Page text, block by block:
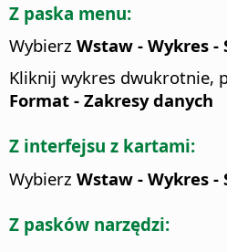
Z paska menu:
Wybierz Wstaw - Wykres -
Kliknij wykres dwukrotnie,
Format - Zakresy danych
Z interfejsu z kartami:
Wybierz Wstaw - Wykres -
Z pasków narzędzi: